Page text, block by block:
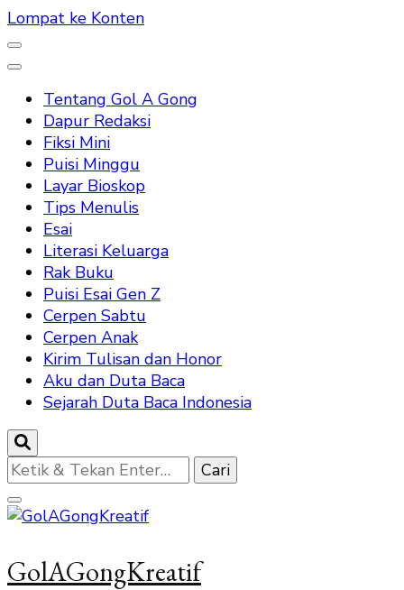
Lompat ke Konten
Tentang Gol A Gong
Dapur Redaksi
Fiksi Mini
Puisi Minggu
Layar Bioskop
Tips Menulis
Esai
Literasi Keluarga
Rak Buku
Puisi Esai Gen Z
Cerpen Sabtu
Cerpen Anak
Kirim Tulisan dan Honor
Aku dan Duta Baca
Sejarah Duta Baca Indonesia
Mencari
Sesuatu?
GolAGongKreatif